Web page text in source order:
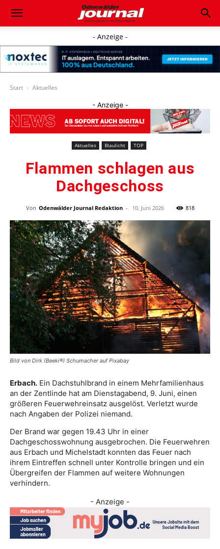
- Anzeige -
Start Aktuelles
- Anzeige -
Aktuelles Blaulicht TOP
Flammen schlagen aus
Dachgeschoss
Von Odenwälder Journal Redaktion - 10. Juni 2026 818
Bild von Dirk (Beeki®) Schumacher auf Pixabay
Erbach. Ein Dachstuhlbrand in einem Mehrfamilienhaus
an der Zentlinde hat am Dienstagabend, 9. Juni, einen
größeren Feuerwehreinsatz ausgelöst. Verletzt wurde
nach Angaben der Polizei niemand.
Der Brand war gegen 19.43 Uhr in einer
Dachgeschosswohnung ausgebrochen. Die Feuerwehren
aus Erbach und Michelstadt konnten das Feuer nach
ihrem Eintreffen schnell unter Kontrolle bringen und ein
Übergreifen der Flammen auf weitere Wohnungen
verhindern.
- Anzeige -